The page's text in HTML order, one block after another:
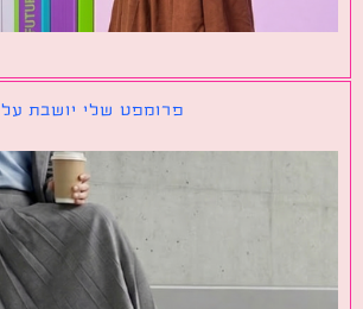
פרומפט שלי יושבת על אותיות